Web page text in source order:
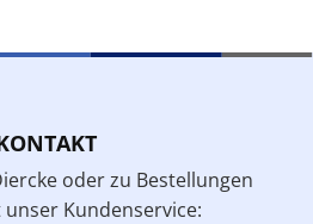
oder zu Bestellungen
Kundenservice: